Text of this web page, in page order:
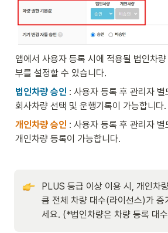
앱에서 사용자 등록 시에 적용될 법인차
부를 설정할 수 있습니다.
법인차량 승인 : 사용자 등록 후 관리자
회사차량 선택 및 운행기록이 가능합니다.
개인차량 승인 : 사용자 등록 후 관리자 별
개인차량 등록이 가능합니다.
PLUS 등급 이상 이용 시, 개인차
큼 전체 차량 대수(라이선스)가 증
세요. (*법인차량은 차량 등록 대